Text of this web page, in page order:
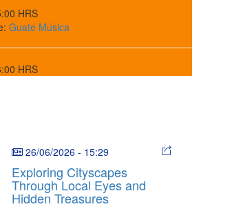
HRS
Guate Música
HRS
26/06/2026 - 15:29
Exploring Cityscapes
Through Local Eyes and
Hidden Treasures